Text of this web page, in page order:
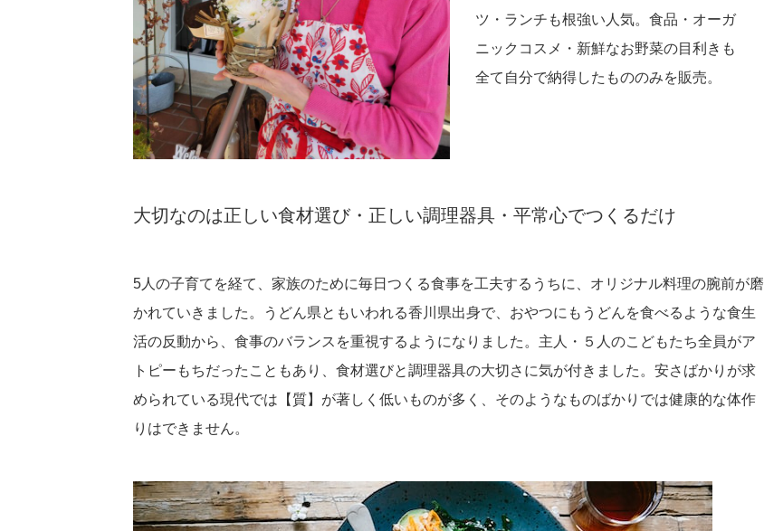
ツ・ランチも根強い人気。食品・オーガ
ニックコスメ・新鮮なお野菜の目利きも
全て自分で納得したもののみを販売。
大切なのは正しい食材選び・正しい調理器具・平常心でつくるだけ
5人の子育てを経て、家族のために毎日つくる食事を工夫するうちに、オリジナル料理の腕前が磨
かれていきました。うどん県ともいわれる香川県出身で、おやつにもうどんを食べるような食生
活の反動から、食事のバランスを重視するようになりました。主人・５人のこどもたち全員がア
トピーもちだったこともあり、食材選びと調理器具の大切さに気が付きました。安さばかりが求
められている現代では【質】が著しく低いものが多く、そのようなものばかりでは健康的な体作
りはできません。